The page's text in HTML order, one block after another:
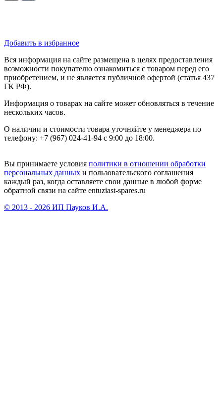
Добавить в избранное
Вся информация на сайте размещена в целях предоставления
возможности покупателю ознакомиться с товаром перед его
приобретением, и не является публичной офертой (статья 437
ГК РФ).
Информация о товарах на сайте может обновляться в течение
нескольких часов.
О наличии и стоимости товара уточняйте у менеджера по
телефону: +7 (967) 024-41-94 с 9:00 до 18:00.
Вы принимаете условия политики в отношении обработки
персональных данных и пользовательского соглашения
каждый раз, когда оставляете свои данные в любой форме
обратной связи на сайте entuziast-spares.ru
© 2013 - 2026 ИП Пауков И.А.